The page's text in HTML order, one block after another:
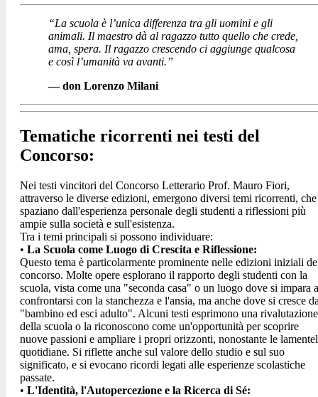
“La scuola è l’unica differenza tra gli uomini e gli
animali. Il maestro dà al ragazzo tutto quello che crede,
ama, spera. Il ragazzo crescendo ci aggiunge qualcosa
e così l’umanità va avanti.”
— don Lorenzo Milani
Tematiche ricorrenti nei testi del
Concorso:
Nei testi vincitori del Concorso Letterario Prof. Mauro Fiori,
attraverso le diverse edizioni, emergono diversi temi ricorrenti, che
spaziano dall'esperienza personale degli studenti a riflessioni più
ampie sulla società e sull'esistenza.
Tra i temi principali si possono individuare:
• La Scuola come Luogo di Crescita e Riflessione:
Questo tema è particolarmente prominente nelle edizioni iniziali
concorso. Molte opere esplorano il rapporto degli studenti con la
scuola, vista come una "seconda casa" o un luogo dove si impara a
confrontarsi con la stanchezza e l'ansia, ma anche dove si cresce
"bambino ed esci adulto". Alcuni testi esprimono una rivalutazione
della scuola o la riconoscono come un'opportunità per scoprire
nuove passioni e ampliare i propri orizzonti, nonostante le
quotidiane. Si riflette anche sul valore dello studio e sul suo
significato, e si evocano ricordi legati alle esperienze scolastiche
passate.
• L'Identità, l'Autopercezione e la Ricerca di Sé: